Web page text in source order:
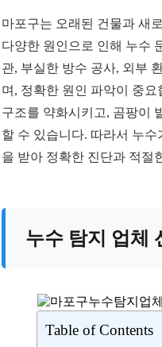
마포구는 오래된 건물과 새
다양한 원인으로 인해 누수
관, 부실한 방수 공사, 외부
며, 정확한 원인 파악이 중
구조를 약화시키고, 곰팡이
할 수 있습니다. 따라서 누
을 받아 정확한 진단과 적절
누수 탐지 업체
Table of Contents